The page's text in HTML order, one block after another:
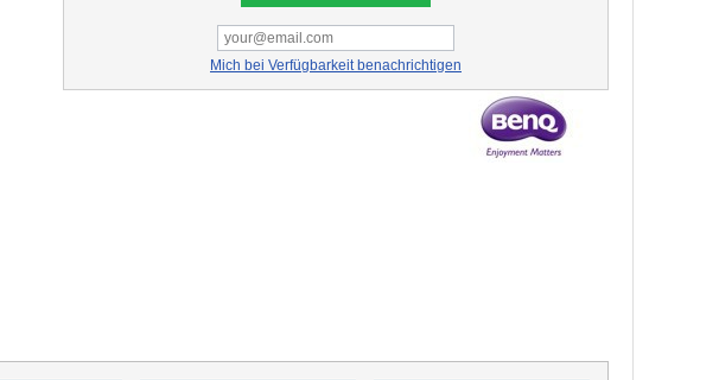
Mich bei Verfügbarkeit benachrichtigen